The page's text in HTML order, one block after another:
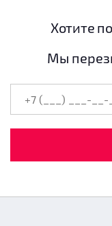
Хотите
Мы